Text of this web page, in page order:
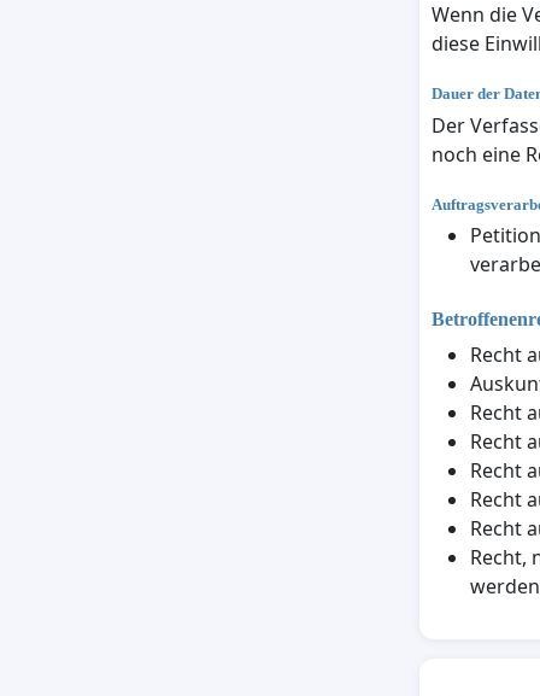
Wenn die
diese
Dauer der
Der
noch eine
Recht
Recht
Recht
Recht
Recht
Recht
Recht,
werden